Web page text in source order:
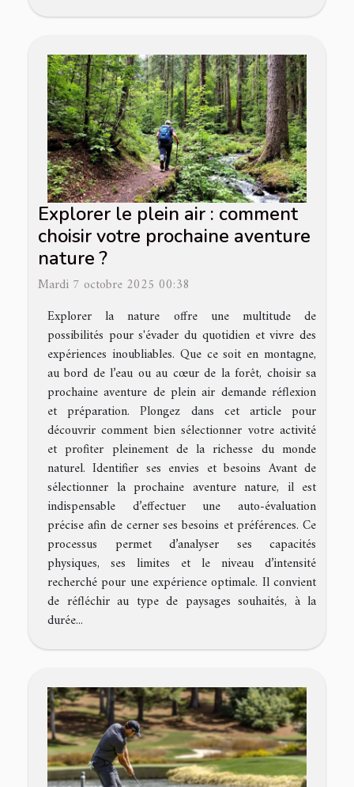
Explorer le plein air : comment
choisir votre prochaine aventure
nature ?
Mardi 7 octobre 2025 00:38
Explorer la nature offre une multitude de
possibilités pour s'évader du quotidien et vivre des
expériences inoubliables. Que ce soit en montagne,
au bord de l’eau ou au cœur de la forêt, choisir sa
prochaine aventure de plein air demande réflexion
et préparation. Plongez dans cet article pour
découvrir comment bien sélectionner votre activité
et profiter pleinement de la richesse du monde
naturel. Identifier ses envies et besoins Avant de
sélectionner la prochaine aventure nature, il est
indispensable d’effectuer une auto-évaluation
précise afin de cerner ses besoins et préférences. Ce
processus permet d’analyser ses capacités
physiques, ses limites et le niveau d’intensité
recherché pour une expérience optimale. Il convient
de réfléchir au type de paysages souhaités, à la
durée...